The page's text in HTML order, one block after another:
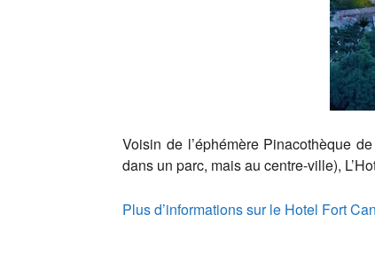
Voisin de l’éphémère Pinacothèque
dans un parc, mais au centre-ville),
Plus d’informations sur le Hotel Fort